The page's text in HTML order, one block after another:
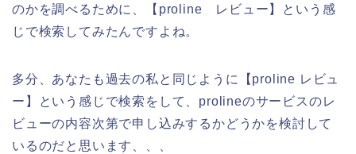
のかを調べるために、【proline レビュー】という感
じで検索してみたんですよね。
多分、あなたも過去の私と同じように【proline レビュ
ー】という感じで検索をして、prolineのサービスのレ
ビューの内容次第で申し込みするかどうかを検討して
いるのだと思います、、、